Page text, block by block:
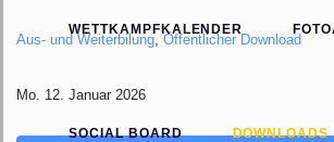
WETTKAMPFKALENDER
SOCIAL BOARD DOWNLOADS
Aus- und Weiterbilung, Öffentlicher Download
Mo. 12. Januar 2026